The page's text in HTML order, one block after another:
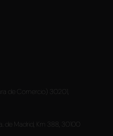
de Comercio) 30201,
de Madrid, Km 388, 30100